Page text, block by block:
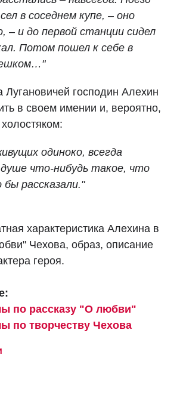
в соседнем купе, – оно
– и до первой станции сидел
Потом пошел к себе в
Лугановичей господин Алехин
в своем имении и, вероятно,
холостяком:
одиноко, всегда
что‑нибудь такое, что
рассказали."
характеристика Алехина в
Чехова, образ, описание
героя.
по рассказу "О любви"
по творчеству Чехова